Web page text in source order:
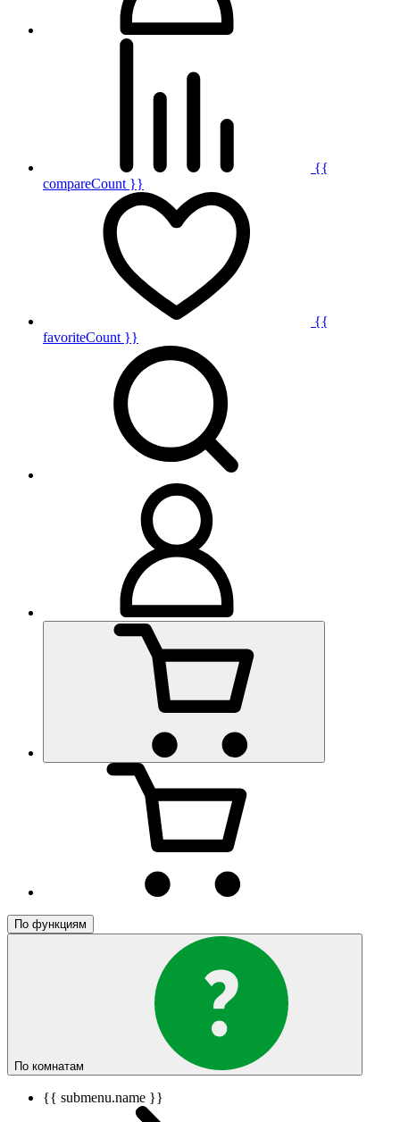
{{
compareCount }}
{{
favoriteCount }}
По функциям
По комнатам
{{ submenu.name }}